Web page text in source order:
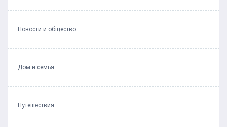
Новости и общество
Дом и семья
Путешествия